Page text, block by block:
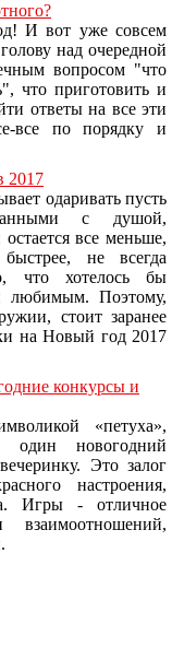
И вот уже совсем
над очередной
вопросом "что
что приготовить и
ответы на все эти
все по порядку и
2017
одаривать пусть
с душой,
все меньше,
не всегда
что хотелось бы
любимым. Поэтому,
стоит заранее
на Новый год 2017
конкурсы и
«петуха»,
один новогодний
Это залог
настроения,
Игры - отличное